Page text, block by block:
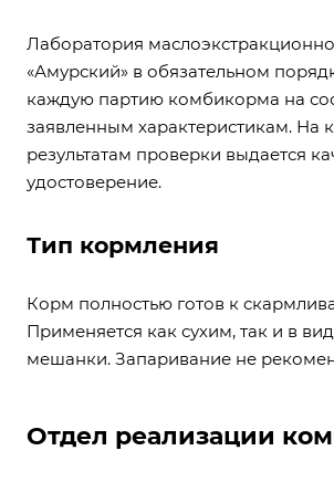
Лаборатория
«Амурский» в обязательном
каждую партию комбикорма на
заявленным характеристикам. На
результатам проверки выдается
удостоверение.
Тип кормления
Корм полностью готов к
Применяется как сухим, так и в
мешанки. Запаривание не
Отдел реализации